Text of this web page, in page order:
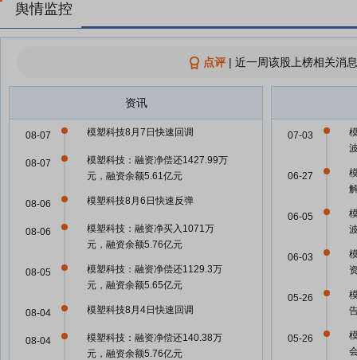
舆情监控
点评| 近一周该股上榜相关消
资讯
模塑科技8月7日快速回调
08-07
模塑科技：融资净偿还1427.99万
元，融资余额5.61亿元
08-07
模塑科技8月6日快速反弹
08-06
模塑科技：融资净买入1071万
元，融资余额5.76亿元
08-06
模塑科技：融资净偿还1129.3万
元，融资余额5.65亿元
08-05
模塑科技8月4日快速回调
08-04
模塑科技：融资净偿还140.38万
元，融资余额5.76亿元
08-04
07-03
06-27
06-05
06-03
05-26
05-26